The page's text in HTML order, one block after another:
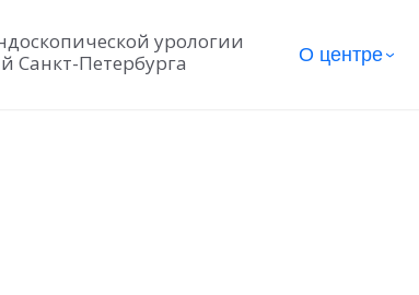
урологии
Санкт-Петербурга
О центре